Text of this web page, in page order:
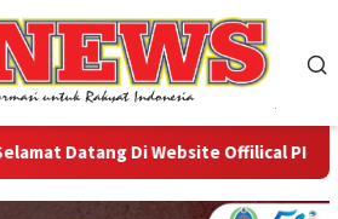
Datang Di Website Offilical PI-